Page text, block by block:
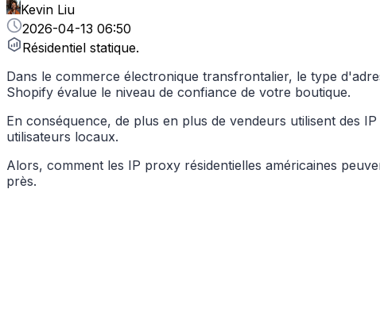
Kevin Liu
2026-04-13 06:50
Résidentiel statique.
Dans le commerce électronique transfrontalier, le type
Shopify évalue le niveau de confiance de votre boutique.
En conséquence, de plus en plus de vendeurs utilisent des
utilisateurs locaux.
Alors, comment les IP proxy résidentielles américaines
près.